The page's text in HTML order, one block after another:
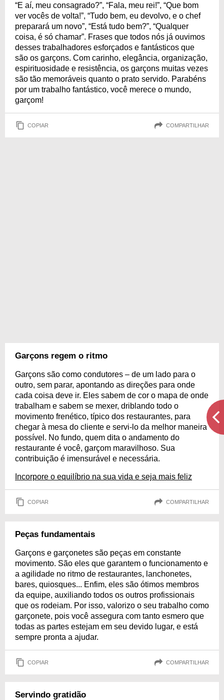
“E aí, meu consagrado?”, “Fala, meu rei!”, “Que bom
ver vocês de volta!”, “Tudo bem, eu devolvo, e o chef
preparará um novo”, “Está tudo bem?”, “Qualquer
coisa, é só chamar”. Frases que todos nós já ouvimos
desses trabalhadores esforçados e fantásticos que
são os garçons. Com carinho, elegância, organização,
espirituosidade e resistência, os garçons muitas vezes
são tão memoráveis quanto o prato servido. Parabéns
por um trabalho fantástico, você merece o mundo,
garçom!
COPIAR COMPARTILHAR
Garçons regem o ritmo
Garçons são como condutores – de um lado para o
outro, sem parar, apontando as direções para onde
cada coisa deve ir. Eles sabem de cor o mapa de onde
trabalham e sabem se mexer, driblando todo o
movimento frenético, típico dos restaurantes, para
chegar à mesa do cliente e servi-lo da melhor maneira
possível. No fundo, quem dita o andamento do
restaurante é você, garçom maravilhoso. Sua
contribuição é imensurável e necessária.
Incorpore o equilíbrio na sua vida e seja mais feliz
COPIAR COMPARTILHAR
Peças fundamentais
Garçons e garçonetes são peças em constante
movimento. São eles que garantem o funcionamento e
a agilidade no ritmo de restaurantes, lanchonetes,
bares, quiosques... Enfim, eles são ótimos membros
da equipe, auxiliando todos os outros profissionais
que os rodeiam. Por isso, valorizo o seu trabalho como
garçonete, pois você assegura com tanto esmero que
todas as partes estejam em seu devido lugar, e está
sempre pronta a ajudar.
COPIAR COMPARTILHAR
Servindo gratidão